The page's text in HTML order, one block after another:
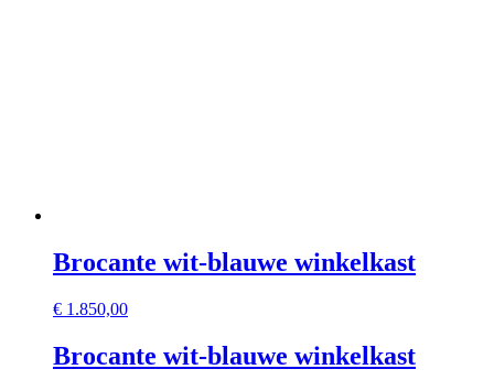
Brocante wit-blauwe winkelkast
€ 1.850,00
Brocante wit-blauwe winkelkast